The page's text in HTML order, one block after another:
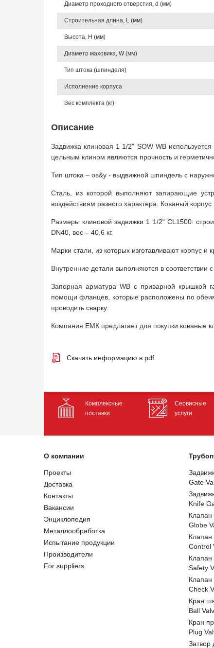
Диаметр проходного отверстия, d (мм)
Строительная длина, L (мм)
Высота, Н (мм)
Диаметр маховика, W (мм)
Тип штока (шпинделя)
Исполнение корпуса
Вес комплекта (кг)
Описание
Задвижка клиновая 1 1/2" SOW WB
цельным клином являются прочность и
Тип штока – os&y - выдвижной шпиндель с
Сталь, из которой выполняют запирающие
воздействиям разного характера. Кованый
Размеры клиновой задвижки 1 1/2" CL1500:
DN40, вес – 40,6 кг.
Марки стали, из которых изготавливают корпус
Внутренние детали выполняются в соответствии
Запорная арматура WB с приварной крышкой
помощи фланцев, которые расположены по
проводить сварку.
Компания ЕМК предлагает для покупки кованые
Скачать информацию в pdf
Комплексные
поставки
Сервисные
услуги
О компании
Проекты
Доставка
Контакты
Вакансии
Энциклопедия
Металлообработка
Испытание продукции
Производители
For suppliers
Gate
Knife
Клапан
Globe
Control
Клапан
Safety
Клапан
Check
Кран
Ball
Кран
Plug
Затвор